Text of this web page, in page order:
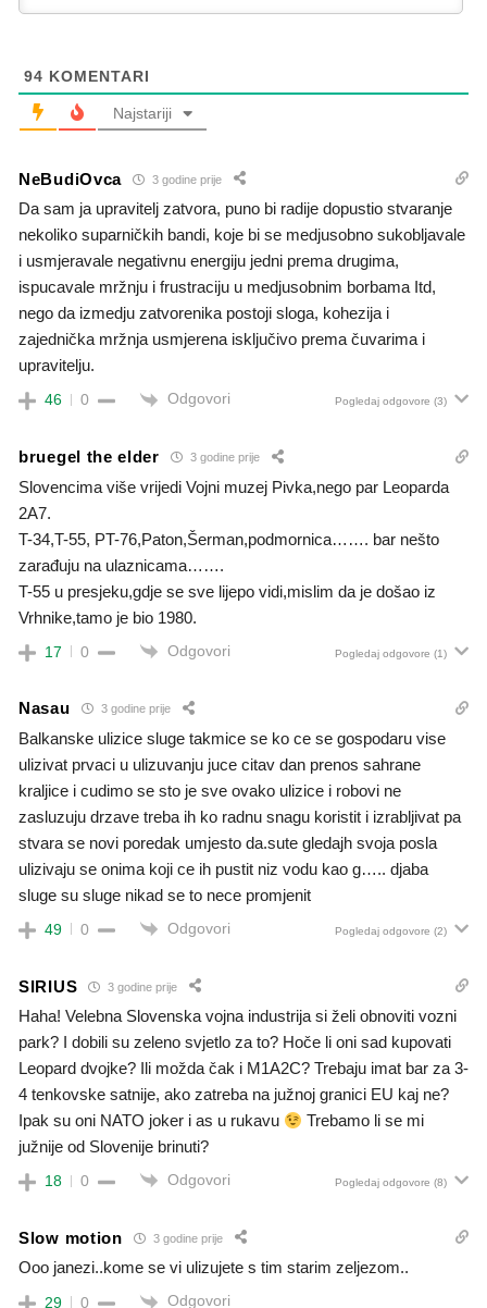
94 KOMENTARI
Najstariji
NeBudiOvca 3 godine prije
Da sam ja upravitelj zatvora, puno bi radije dopustio stvaranje
nekoliko suparničkih bandi, koje bi se medjusobno sukobljavale
i usmjeravale negativnu energiju jedni prema drugima,
ispucavale mržnju i frustraciju u medjusobnim borbama Itd,
nego da izmedju zatvorenika postoji sloga, kohezija i
zajednička mržnja usmjerena isključivo prema čuvarima i
upravitelju.
46 0 Odgovori Pogledaj odgovore (3)
bruegel the elder 3 godine prije
Slovencima više vrijedi Vojni muzej Pivka,nego par Leoparda
2A7.
T-34,T-55, PT-76,Paton,Šerman,podmornica……. bar nešto
zarađuju na ulaznicama…….
T-55 u presjeku,gdje se sve lijepo vidi,mislim da je došao iz
Vrhnike,tamo je bio 1980.
17 0 Odgovori Pogledaj odgovore (1)
Nasau 3 godine prije
Balkanske ulizice sluge takmice se ko ce se gospodaru vise
ulizivat prvaci u ulizuvanju juce citav dan prenos sahrane
kraljice i cudimo se sto je sve ovako ulizice i robovi ne
zasluzuju drzave treba ih ko radnu snagu koristit i izrabljivat pa
stvara se novi poredak umjesto da.sute gledajh svoja posla
ulizivaju se onima koji ce ih pustit niz vodu kao g….. djaba
sluge su sluge nikad se to nece promjenit
49 0 Odgovori Pogledaj odgovore (2)
SIRIUS 3 godine prije
Haha! Velebna Slovenska vojna industrija si želi obnoviti vozni
park? I dobili su zeleno svjetlo za to? Hoče li oni sad kupovati
Leopard dvojke? Ili možda čak i M1A2C? Trebaju imat bar za 3-
4 tenkovske satnije, ako zatreba na južnoj granici EU kaj ne?
Ipak su oni NATO joker i as u rukavu
Trebamo li se mi
južnije od Slovenije brinuti?
18 0 Odgovori Pogledaj odgovore (8)
Slow motion 3 godine prije
Ooo janezi..kome se vi ulizujete s tim starim zeljezom..
29 0 Odgovori